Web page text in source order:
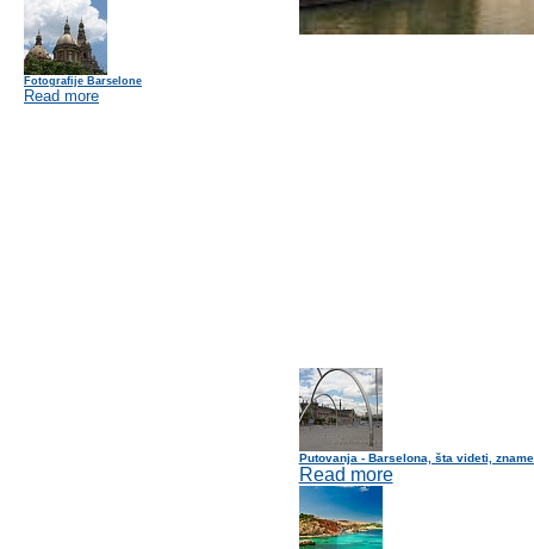
Fotografije Barselone
Read more
Putovanja - Barselona, šta videti,
Read more